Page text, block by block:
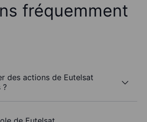
fréquemment
des actions de Eutelsat
?